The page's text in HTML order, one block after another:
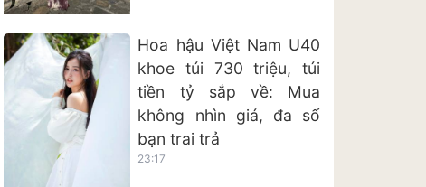
Hoa hậu Việt Nam U40
khoe túi 730 triệu, túi
tiền tỷ sắp về: Mua
không nhìn giá, đa số
bạn trai trả
23:17